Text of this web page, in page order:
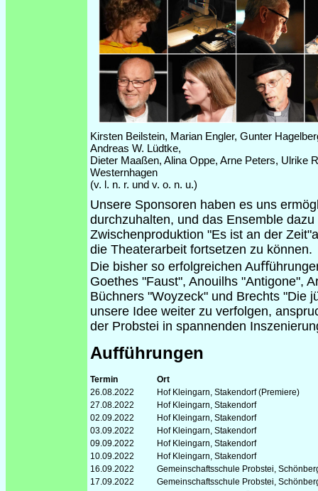
Kirsten Beilstein, Marian Engler, Gunter
Andreas W. Lüdtke,
Dieter Maaßen, Alina Oppe, Arne Peters, Ulrike
Westernhagen
(v. l. n. r. und v. o. n. u.)
Unsere Sponsoren haben es uns
durchzuhalten, und das Ensemble
Zwischenproduktion "Es ist an der
die Theaterarbeit fortsetzen zu können.
Die bisher so erfolgreichen
Goethes "Faust", Anouilhs "Antigone",
Büchners "Woyzeck" und Brechts "Die
unsere Idee weiter zu verfolgen,
der Probstei in spannenden
Aufführungen
Termin
Ort
26.08.2022
Hof Kleingarn, Stakendorf (Premiere)
27.08.2022
Hof Kleingarn, Stakendorf
02.09.2022
Hof Kleingarn, Stakendorf
03.09.2022
Hof Kleingarn, Stakendorf
09.09.2022
Hof Kleingarn, Stakendorf
10.09.2022
Hof Kleingarn, Stakendorf
16.09.2022
Gemeinschaftsschule Probstei,
17.09.2022
Gemeinschaftsschule Probstei,